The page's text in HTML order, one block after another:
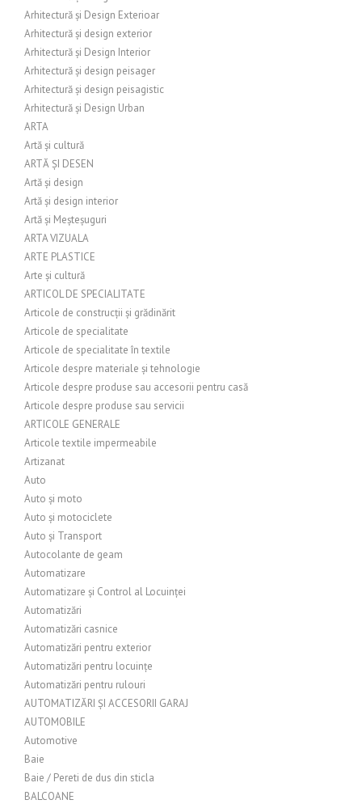
Arhitectură și Design Exterioar
Arhitectură și design exterior
Arhitectură și Design Interior
Arhitectură și design peisager
Arhitectură și design peisagistic
Arhitectură și Design Urban
ARTA
Artă și cultură
ARTĂ ȘI DESEN
Artă și design
Artă și design interior
Artă și Meșteșuguri
ARTA VIZUALA
ARTE PLASTICE
Arte și cultură
ARTICOL DE SPECIALITATE
Articole de construcții și grădinărit
Articole de specialitate
Articole de specialitate în textile
Articole despre materiale și tehnologie
Articole despre produse sau accesorii pentru casă
Articole despre produse sau servicii
ARTICOLE GENERALE
Articole textile impermeabile
Artizanat
Auto
Auto și moto
Auto și motociclete
Auto și Transport
Autocolante de geam
Automatizare
Automatizare și Control al Locuinței
Automatizări
Automatizări casnice
Automatizări pentru exterior
Automatizări pentru locuințe
Automatizări pentru rulouri
AUTOMATIZĂRI ȘI ACCESORII GARAJ
AUTOMOBILE
Automotive
Baie
Baie / Pereti de dus din sticla
BALCOANE